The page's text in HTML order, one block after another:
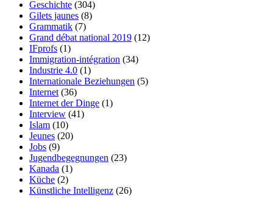
Geschichte (304)
Gilets jaunes (8)
Grammatik (7)
Grand débat national 2019 (12)
IFprofs (1)
Immigration-intégration (34)
Industrie 4.0 (1)
Internationale Beziehungen (5)
Internet (36)
Internet der Dinge (1)
Interview (41)
Islam (10)
Jeunes (20)
Jobs (9)
Jugendbegegnungen (23)
Kanada (1)
Küche (2)
Künstliche Intelligenz (26)